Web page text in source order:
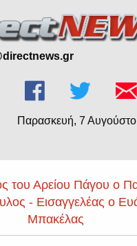
Παρασκευή, 7
του Αρείου Πάγου ο
- Εισαγγελέας ο
Μπακέλας